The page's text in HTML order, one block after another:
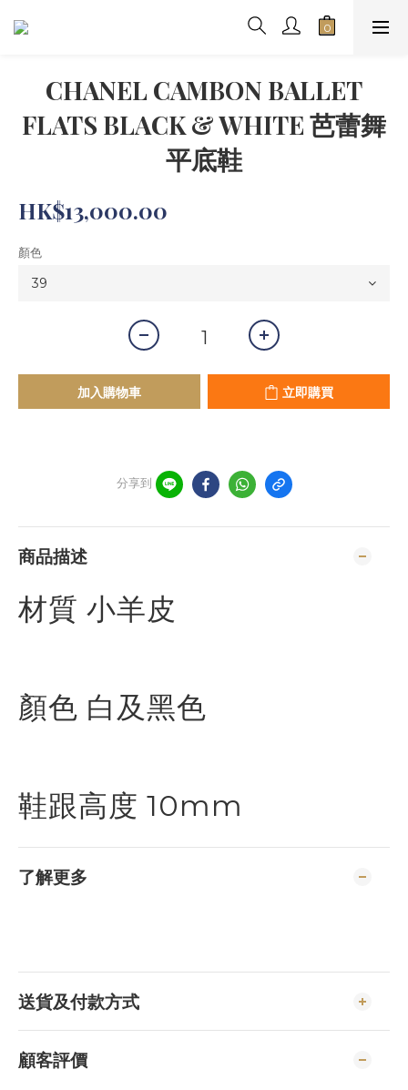
CHANEL CAMBON BALLET
FLATS BLACK & WHITE 芭蕾舞
平底鞋
HK$13,000.00
顏色
加入購物車 立即購買
分享到
商品描述
材質 小羊皮
顏色 白及黑色
鞋跟高度 10mm
了解更多
送貨及付款方式
顧客評價